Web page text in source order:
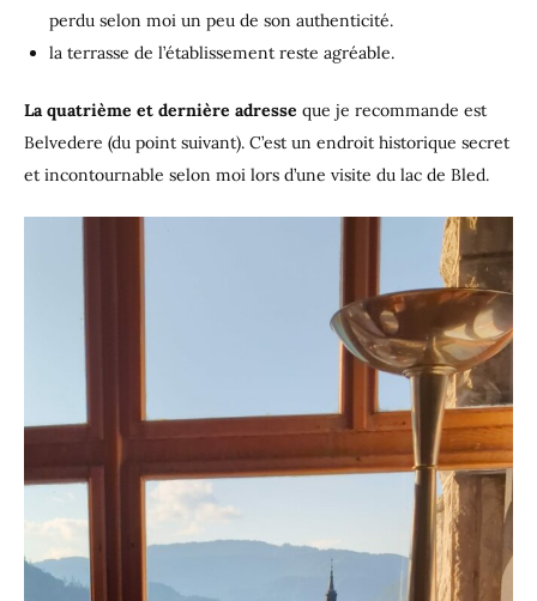
perdu selon moi un peu de son authenticité.
la terrasse de l’établissement reste agréable.
La quatrième et dernière adresse que je recommande est
Belvedere (du point suivant). C’est un endroit historique secret
et incontournable selon moi lors d’une visite du lac de Bled.